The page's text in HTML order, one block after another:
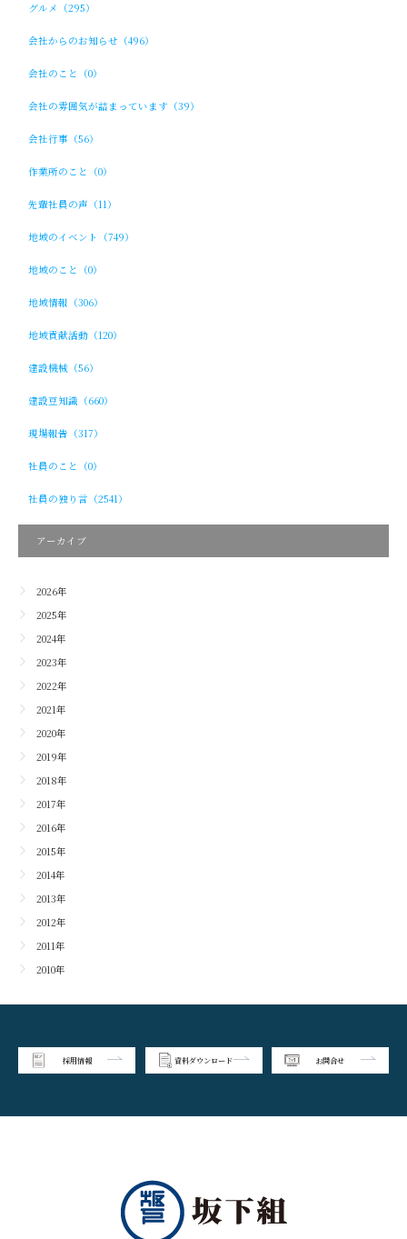
グルメ（295）
会社からのお知らせ（496）
会社のこと（0）
会社の雰囲気が詰まっています（39）
会社行事（56）
作業所のこと（0）
先輩社員の声（11）
地域のイベント（749）
地域のこと（0）
地域情報（306）
地域貢献活動（120）
建設機械（56）
建設豆知識（660）
現場報告（317）
社員のこと（0）
社員の独り言（2541）
アーカイブ
2026年
2025年
2024年
2023年
2022年
2021年
2020年
2019年
2018年
2017年
2016年
2015年
2014年
2013年
2012年
2011年
2010年
採用情報 資料ダウンロード お問合せ